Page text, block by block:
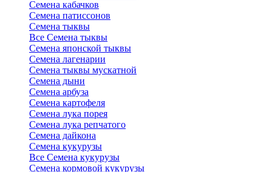
Семена кабачков
Семена патиссонов
Семена тыквы
Все Семена тыквы
Семена японской тыквы
Семена лагенарии
Семена тыквы мускатной
Семена дыни
Семена арбуза
Семена картофеля
Семена лука порея
Семена лука репчатого
Семена дайкона
Семена кукурузы
Все Семена кукурузы
Семена кормовой кукурузы